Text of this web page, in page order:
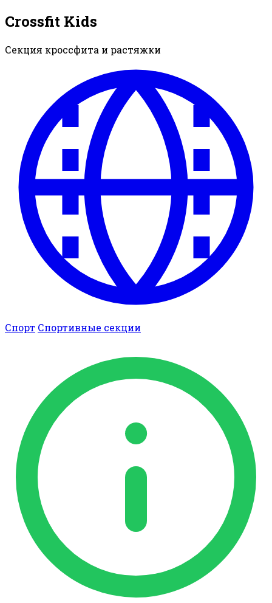
Crossfit Kids
Секция кроссфита и растяжки
Спорт Спортивные секции